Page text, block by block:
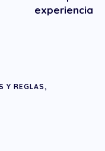
experiencia
Y REGLAS,